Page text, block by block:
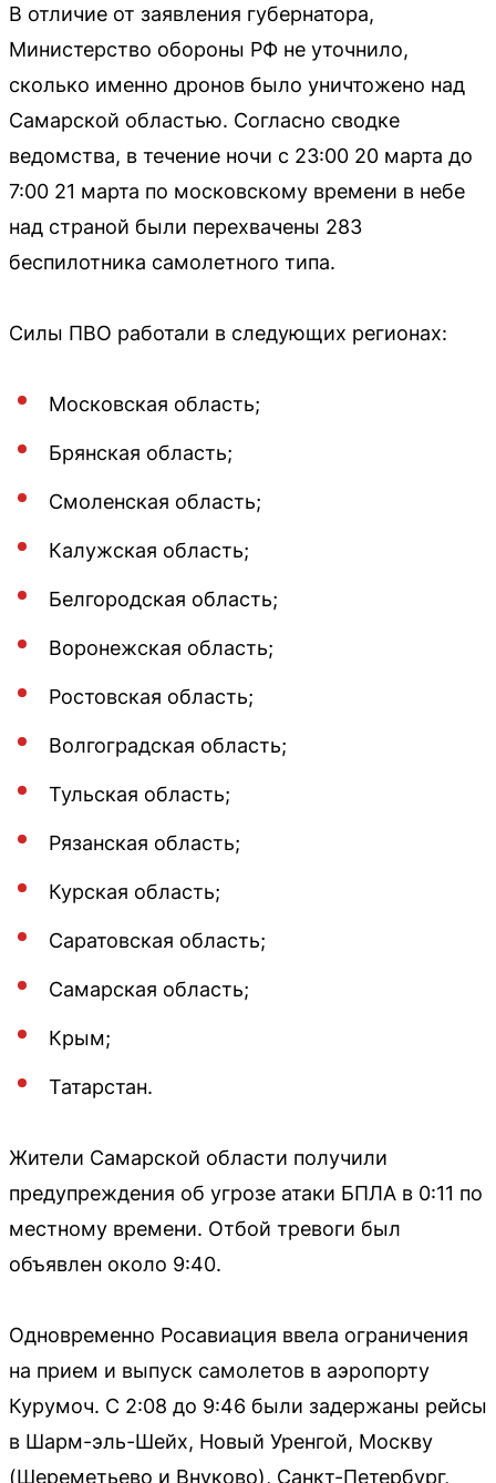
В отличие от заявления губернатора,
Министерство обороны РФ не уточнило,
сколько именно дронов было уничтожено над
Самарской областью. Согласно сводке
ведомства, в течение ночи с 23:00 20 марта до
7:00 21 марта по московскому времени в небе
над страной были перехвачены 283
беспилотника самолетного типа.
Силы ПВО работали в следующих регионах:
Московская область;
Брянская область;
Смоленская область;
Калужская область;
Белгородская область;
Воронежская область;
Ростовская область;
Волгоградская область;
Тульская область;
Рязанская область;
Курская область;
Саратовская область;
Самарская область;
Крым;
Татарстан.
Жители Самарской области получили
предупреждения об угрозе атаки БПЛА в 0:11 по
местному времени. Отбой тревоги был
объявлен около 9:40.
Одновременно Росавиация ввела ограничения
на прием и выпуск самолетов в аэропорту
Курумоч. С 2:08 до 9:46 были задержаны рейсы
в Шарм-эль-Шейх, Новый Уренгой, Москву
(Шереметьево и Внуково), Санкт-Петербург,